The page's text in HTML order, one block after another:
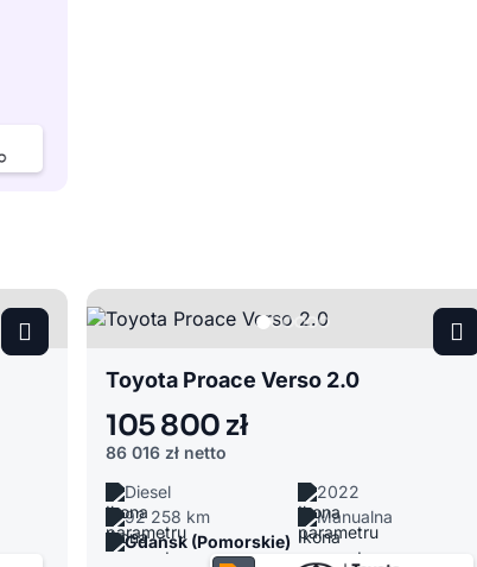
Toyota Proace Verso 2.0
105 800 zł
86 016 zł netto
Diesel
2022
92 258 km
Manualna
Gdańsk (Pomorskie)